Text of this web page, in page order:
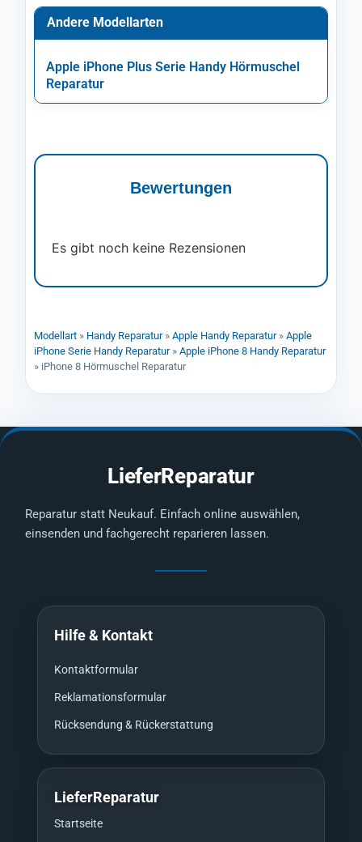
Andere Modellarten
Apple iPhone Plus Serie Handy Hörmuschel
Reparatur
Bewertungen
Es gibt noch keine Rezensionen
Modellart » Handy Reparatur» Apple Handy Reparatur» Apple
iPhone Serie Handy Reparatur» Apple iPhone 8 Handy Reparatur
» iPhone 8 Hörmuschel Reparatur
LieferReparatur
Reparatur statt Neukauf. Einfach online auswählen,
einsenden und fachgerecht reparieren lassen.
Hilfe & Kontakt
Kontaktformular
Reklamationsformular
Rücksendung & Rückerstattung
LieferReparatur
Startseite